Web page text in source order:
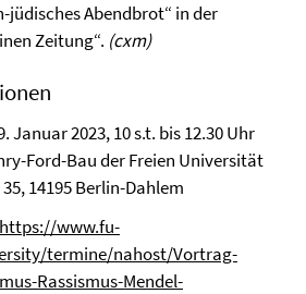
jüdisches Abendbrot“ in der
Zeitung“. (cxm)
Januar 2023, 10 s.t. bis 12.30 Uhr
Ford-Bau der Freien Universität
14195 Berlin-Dahlem
https://www.fu-
termine/nahost/Vortrag-
Rassismus-Mendel-